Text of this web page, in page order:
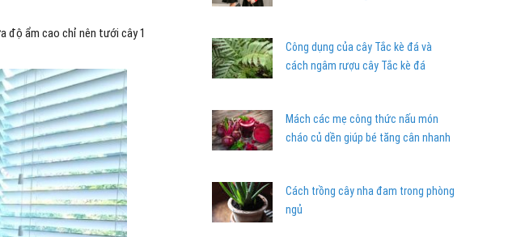
độ ẩm cao chỉ nên tưới cây 1
Công dụng của cây Tắc kè đá và
cách ngâm rượu cây Tắc kè đá
Mách các mẹ công thức nấu món
cháo củ dền giúp bé tăng cân nhanh
Cách trồng cây nha đam trong phòng
ngủ